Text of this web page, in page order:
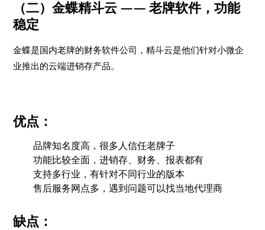
（二）金蝶精斗云 —— 老牌软件，功能
稳定
金蝶是国内老牌的财务软件公司，精斗云是他们针对小微企
业推出的云端进销存产品。
优点：
品牌知名度高，很多人信任老牌子
功能比较全面，进销存、财务、报表都有
支持多行业，有针对不同行业的版本
售后服务网点多，遇到问题可以找当地代理商
缺点：